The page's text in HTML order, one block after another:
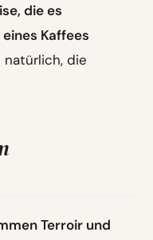
die es
Kaffees
natürlich, die
Terroir und